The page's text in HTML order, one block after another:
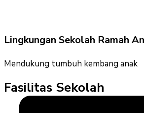
Lingkungan Sekolah Ramah
Mendukung tumbuh kembang anak
Fasilitas Sekolah